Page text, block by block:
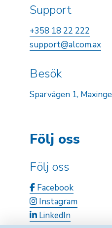
Support
+358 18 22 222
support@alcom.ax
Besök
Sparvägen 1, Maxinge
Följ oss
Följ oss
Facebook
Instagram
LinkedIn